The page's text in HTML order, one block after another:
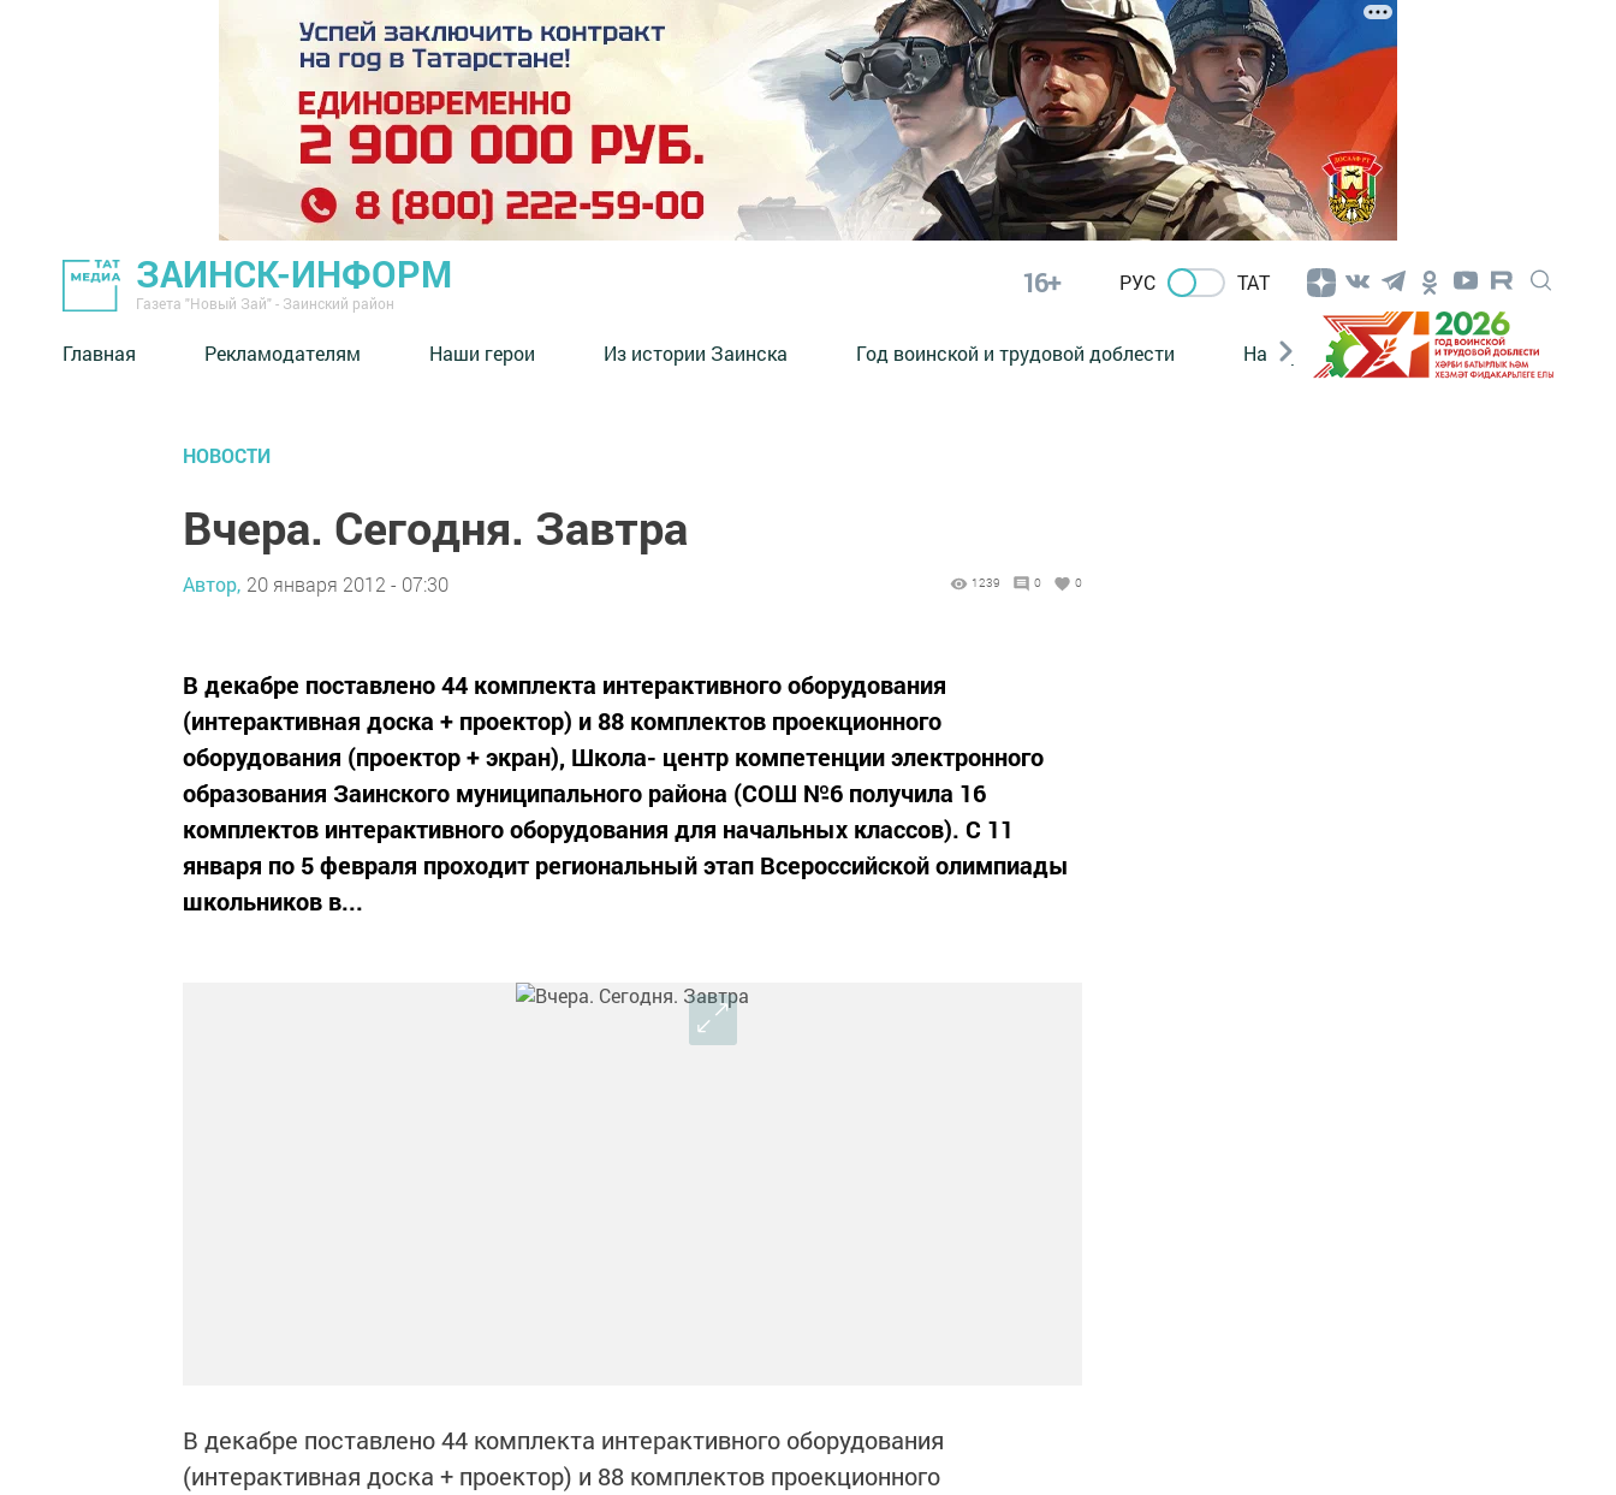
ЗАИНСК-ИНФОРМ
Газета "Новый Зай" - Заинский район
16+ РУС ТАТ
Главная Рекламодателям Наши герои Из истории Заинска Год воинской и трудовой доблести Нацпроекты Поколение будущего
НОВОСТИ
Вчера. Сегодня. Завтра
Автор, 20 января 2012 - 07:30 1239 0 0
В декабре поставлено 44 комплекта интерактивного оборудования
(интерактивная доска + проектор) и 88 комплектов проекционного
оборудования (проектор + экран), Школа- центр компетенции электронного
образования Заинского муниципального района (СОШ №6 получила 16
комплектов интерактивного оборудования для начальных классов). С 11
января по 5 февраля проходит региональный этап Всероссийской олимпиады
школьников в...
В декабре поставлено 44 комплекта интерактивного оборудования
(интерактивная доска + проектор) и 88 комплектов проекционного